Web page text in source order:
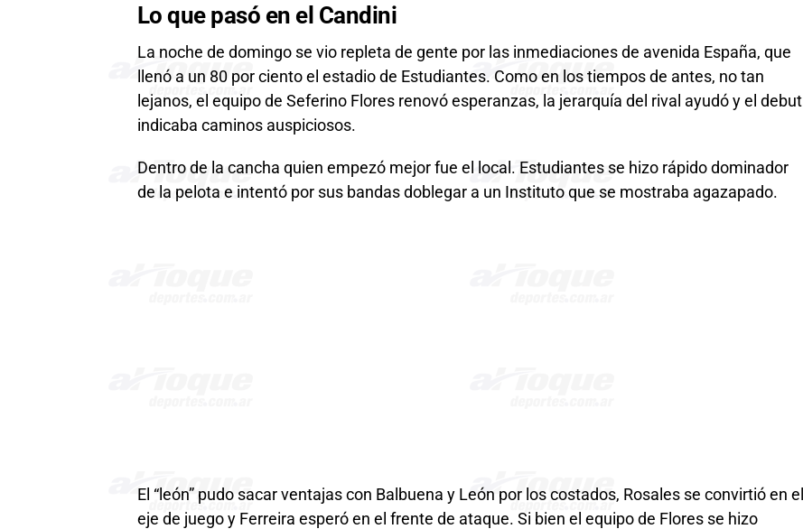
Lo que pasó en el Candini
La noche de domingo se vio repleta de gente por las inmediaciones de avenida España, que
llenó a un 80 por ciento el estadio de Estudiantes. Como en los tiempos de antes, no tan
lejanos, el equipo de Seferino Flores renovó esperanzas, la jerarquía del rival ayudó y el debut
indicaba caminos auspiciosos.
Dentro de la cancha quien empezó mejor fue el local. Estudiantes se hizo rápido dominador
de la pelota e intentó por sus bandas doblegar a un Instituto que se mostraba agazapado.
El “león” pudo sacar ventajas con Balbuena y León por los costados, Rosales se convirtió en el
eje de juego y Ferreira esperó en el frente de ataque. Si bien el equipo de Flores se hizo